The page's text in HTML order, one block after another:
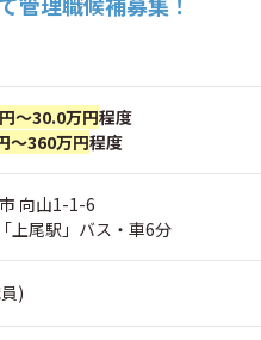
～30.0万円程度
～360万円程度
向山1-1-6
上尾駅」バス・車6分
)